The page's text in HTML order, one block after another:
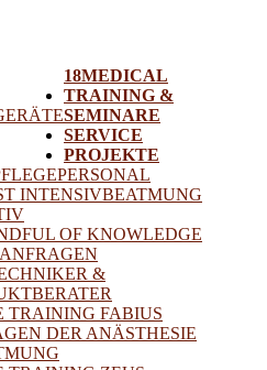
18MEDICAL
TRAINING &
SEMINARE
INTENSIVBEATMUNG
OF KNOWLEDGE
&
TRAINING FABIUS
DER ANÄSTHESIE
SERVICE
PROJEKTE